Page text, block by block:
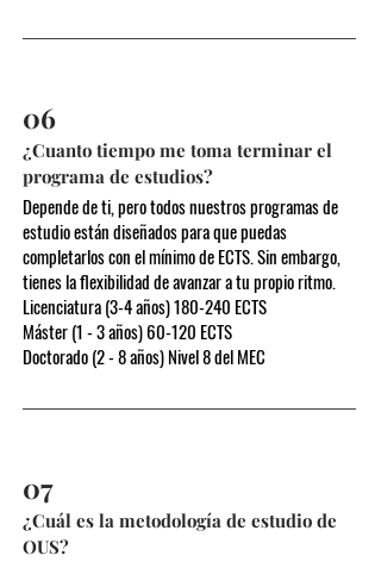
06
¿Cuanto tiempo me toma terminar el
programa de estudios?
Depende de ti, pero todos nuestros programas de
estudio están diseñados para que puedas
completarlos con el mínimo de ECTS. Sin embargo,
tienes la flexibilidad de avanzar a tu propio ritmo.
Licenciatura (3-4 años) 180-240 ECTS
Máster (1 - 3 años) 60-120 ECTS
Doctorado (2 - 8 años) Nivel 8 del MEC
07
¿Cuál es la metodología de estudio de
OUS?